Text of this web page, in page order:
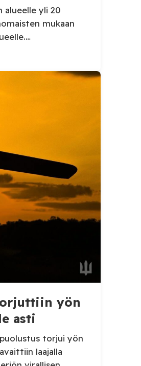
alueelle yli 20
mukaan
että Venäjän
alueelle.
yön
asti
torjui yön
laajalla